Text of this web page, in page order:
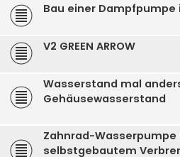
Bau einer Dampfpumpe
V2 GREEN ARROW
Wasserstand mal
Gehäusewasserstand
Zahnrad-Wasserpumpe
selbstgebautem